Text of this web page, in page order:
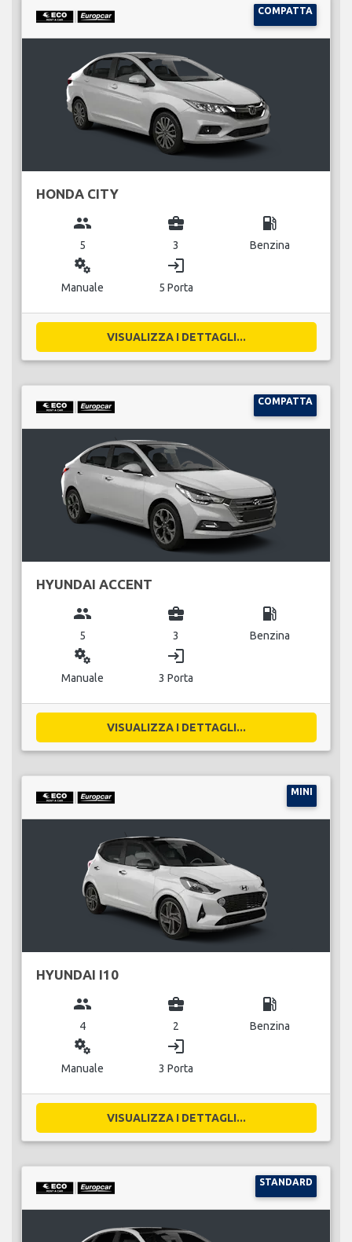
COMPATTA
HONDA CITY
group
5
business_center
3
local_gas_station
Benzina
miscellaneous_services
Manuale
login
5 Porta
VISUALIZZA I DETTAGLI...
COMPATTA
HYUNDAI ACCENT
group
5
business_center
3
local_gas_station
Benzina
miscellaneous_services
Manuale
login
3 Porta
VISUALIZZA I DETTAGLI...
MINI
HYUNDAI I10
group
4
business_center
2
local_gas_station
Benzina
miscellaneous_services
Manuale
login
3 Porta
VISUALIZZA I DETTAGLI...
STANDARD